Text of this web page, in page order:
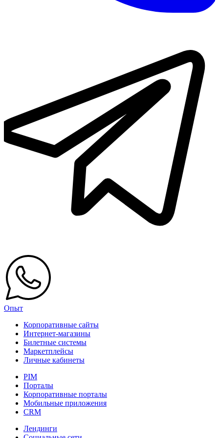
Опыт
Корпоративные сайты
Интернет-магазины
Билетные системы
Маркетплейсы
Личные кабинеты
PIM
Порталы
Корпоративные порталы
Мобильные приложения
CRM
Лендинги